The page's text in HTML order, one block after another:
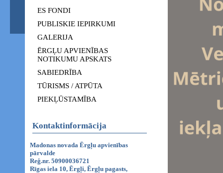
ES FONDI
PUBLISKIE IEPIRKUMI
GALERIJA
ĒRGĻU APVIENĪBAS
NOTIKUMU APSKATS
SABIEDRĪBA
TŪRISMS / ATPŪTA
PIEKĻŪSTAMĪBA
Kontaktinformācija
Madonas novada Ērgļu apvienības
pārvalde
Reģ.nr. 50900036721
Rīgas iela 10, Ērgļi, Ērgļu pagasts,